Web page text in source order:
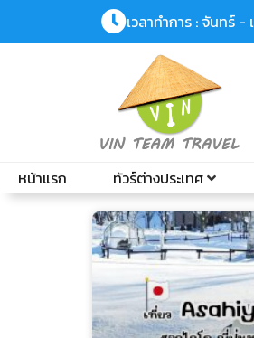
เวลาทำการ : จันทร์
หน้าแรก ทัวร์ต่างประเทศ